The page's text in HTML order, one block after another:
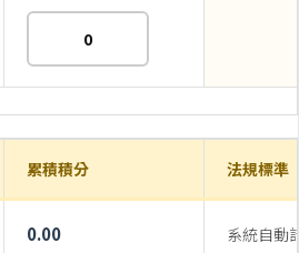
累積積分 法規標準
0.00 系統自動